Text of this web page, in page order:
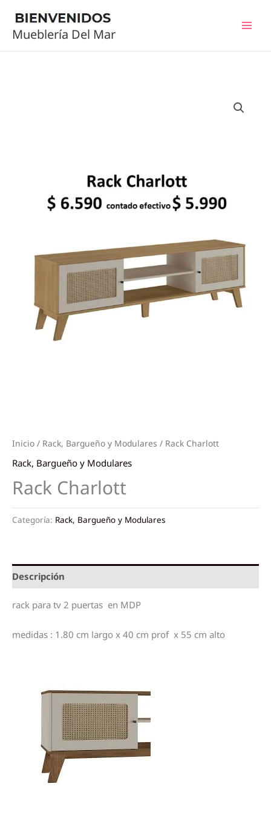
contenido
Mueblería Del Mar
Inicio / Rack, Bargueño y Modulares / Rack Charlott
Rack, Bargueño y Modulares
Rack Charlott
Categoría: Rack, Bargueño y Modulares
Descripción
rack para tv 2 puertas en MDP
medidas : 1.80 cm largo x 40 cm prof x 55 cm alto